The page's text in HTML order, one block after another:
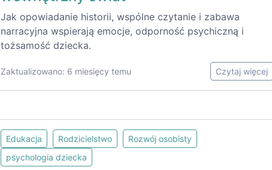
Jak opowiadanie historii, wspólne czytanie i zabawa
narracyjna wspierają emocje, odporność psychiczną i
tożsamość dziecka.
Zaktualizowano: 6 miesięcy temu Czytaj więcej
Edukacja Rodzicielstwo
Rozwój osobisty
psychologia dziecka